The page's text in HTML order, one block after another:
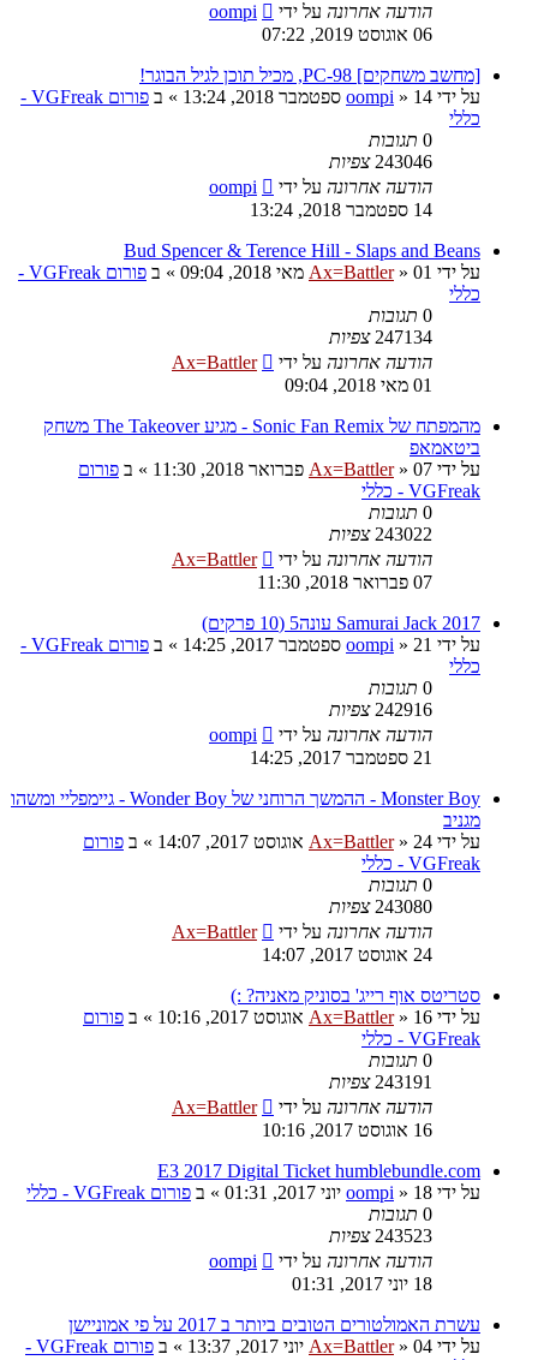
הודעה אחרונה על ידי
oompi
06 אוגוסט 2019, 07:22
[מחשב משחקים] PC-98, מכיל תוכן לגיל הבוגר!
על ידי
oompi » 14 ספטמבר 2018, 13:24 » ב
פורום VGFreak -
כללי
0 תגובות
243046 צפיות
הודעה אחרונה על ידי
oompi
14 ספטמבר 2018, 13:24
Bud Spencer & Terence Hill - Slaps and Beans
על ידי
Ax=Battler» 01 מאי 2018, 09:04 » ב
פורום VGFreak -
כללי
0 תגובות
247134 צפיות
הודעה אחרונה על ידי
Ax=Battler
01 מאי 2018, 09:04
מהמפתח של Sonic Fan Remix - מגיע The Takeover משחק
ביטאמאפ
על ידי
Ax=Battler» 07 פברואר 2018, 11:30 » ב פורום
VGFreak - כללי
0 תגובות
243022 צפיות
הודעה אחרונה על ידי
Ax=Battler
07 פברואר 2018, 11:30
Samurai Jack 2017 עונה5 (10 פרקים)
על ידי
oompi » 21 ספטמבר 2017, 14:25 » ב
פורום VGFreak -
כללי
0 תגובות
242916 צפיות
הודעה אחרונה על ידי
oompi
21 ספטמבר 2017, 14:25
Monster Boy - ההמשך הרוחני של Wonder Boy - גיימפליי ומשהו
מגניב
על ידי
Ax=Battler» 24 אוגוסט 2017, 14:07 » ב פורום
VGFreak - כללי
0 תגובות
243080 צפיות
הודעה אחרונה על ידי
Ax=Battler
24 אוגוסט 2017, 14:07
סטריטס אוף רייג' בסוניק מאניה? :)
על ידי
Ax=Battler» 16 אוגוסט 2017, 10:16 » ב פורום
VGFreak - כללי
0 תגובות
243191 צפיות
הודעה אחרונה על ידי
Ax=Battler
16 אוגוסט 2017, 10:16
E3 2017 Digital Ticket humblebundle.com
על ידי
oompi » 18 יוני 2017, 01:31 » ב פורום VGFreak - כללי
0 תגובות
243523 צפיות
הודעה אחרונה על ידי
oompi
18 יוני 2017, 01:31
עשרת האמולטורים הטובים ביותר ב 2017 על פי אמוניישן
על ידי
Ax=Battler» 04 יוני 2017, 13:37 » ב
פורום VGFreak -